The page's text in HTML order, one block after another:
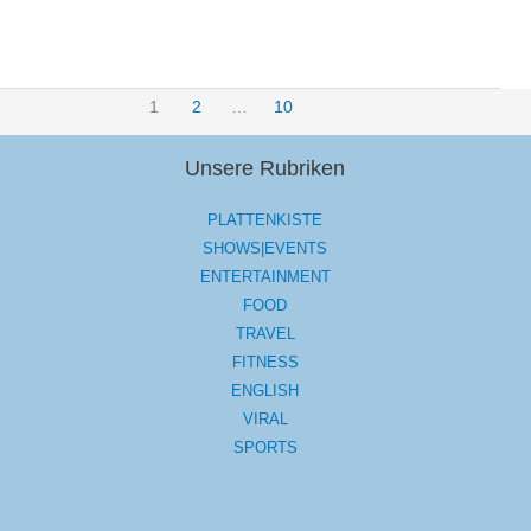
1 2 10
Unsere Rubriken
PLATTENKISTE
SHOWS|EVENTS
ENTERTAINMENT
FOOD
TRAVEL
FITNESS
ENGLISH
VIRAL
SPORTS